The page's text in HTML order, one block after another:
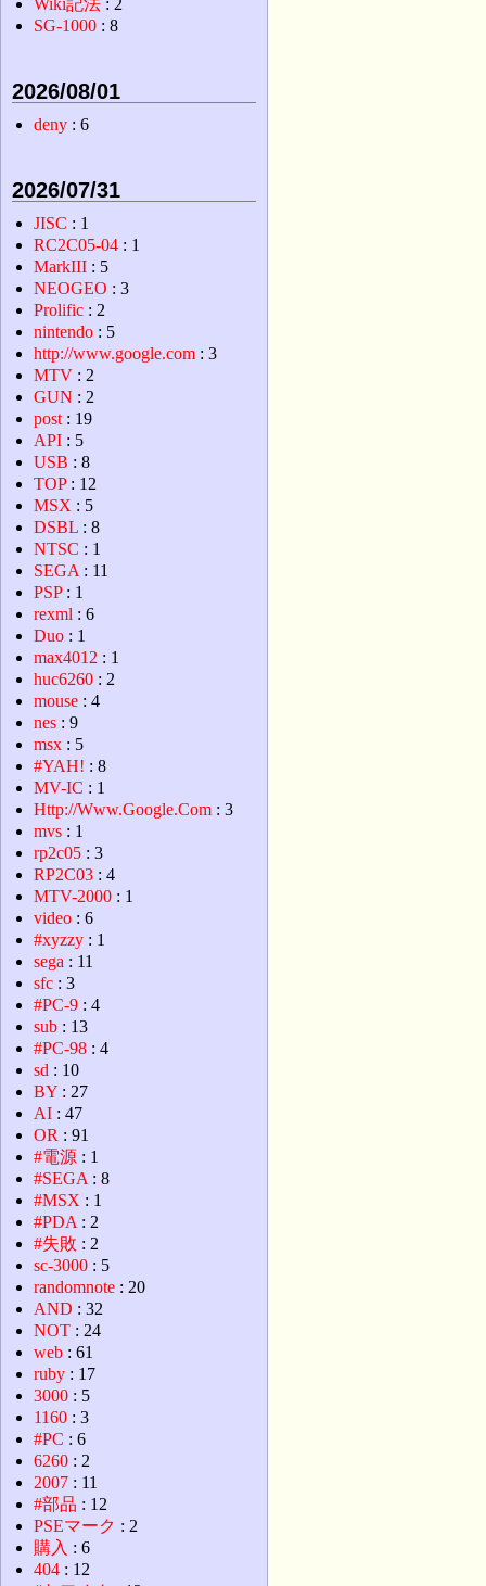
Wiki記法 : 2
SG-1000 : 8
2026/08/01
deny : 6
2026/07/31
JISC : 1
RC2C05-04 : 1
MarkIII : 5
NEOGEO : 3
Prolific : 2
nintendo : 5
http://www.google.com : 3
MTV : 2
GUN : 2
post : 19
API : 5
USB : 8
TOP: 12
MSX : 5
DSBL : 8
NTSC : 1
SEGA : 11
PSP: 1
rexml : 6
Duo : 1
max4012 : 1
huc6260 : 2
mouse : 4
nes : 9
msx : 5
#YAH! : 8
MV-IC : 1
Http://Www.Google.Com : 3
mvs : 1
rp2c05 : 3
RP2C03 : 4
MTV-2000 : 1
video : 6
#xyzzy : 1
sega : 11
sfc : 3
#PC-9 : 4
sub : 13
#PC-98 : 4
sd : 10
BY : 27
AI : 47
OR : 91
#電源 : 1
#SEGA : 8
#MSX : 1
#PDA : 2
#失敗 : 2
sc-3000 : 5
randomnote : 20
AND : 32
NOT : 24
web : 61
ruby : 17
3000 : 5
1160 : 3
#PC : 6
6260 : 2
2007 : 11
#部品 : 12
PSEマーク : 2
購入 : 6
404 : 12